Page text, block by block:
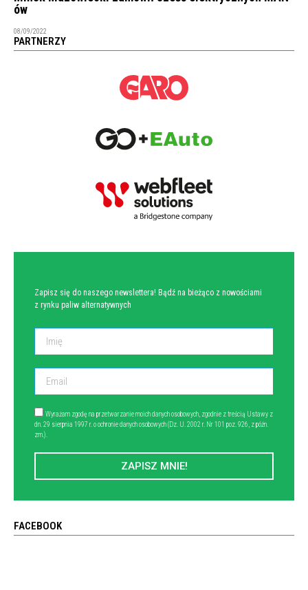
ów
08/09/2022
PARTNERZY
Zapisz się do naszego newslettera! Bądź na bieżąco z nowościami
z rynku paliw alternatywnych
Wyrażam zgodę na przetwarzanie moich danych osobowych, zgodnie z treścią Ustawy z
dn. 29 sierpnia 1997 r. o ochronie danych osobowych (Dz. U. 2002 r. Nr 101 poz. 926, z późn.
zm.).
ZAPISZ MNIE!
FACEBOOK